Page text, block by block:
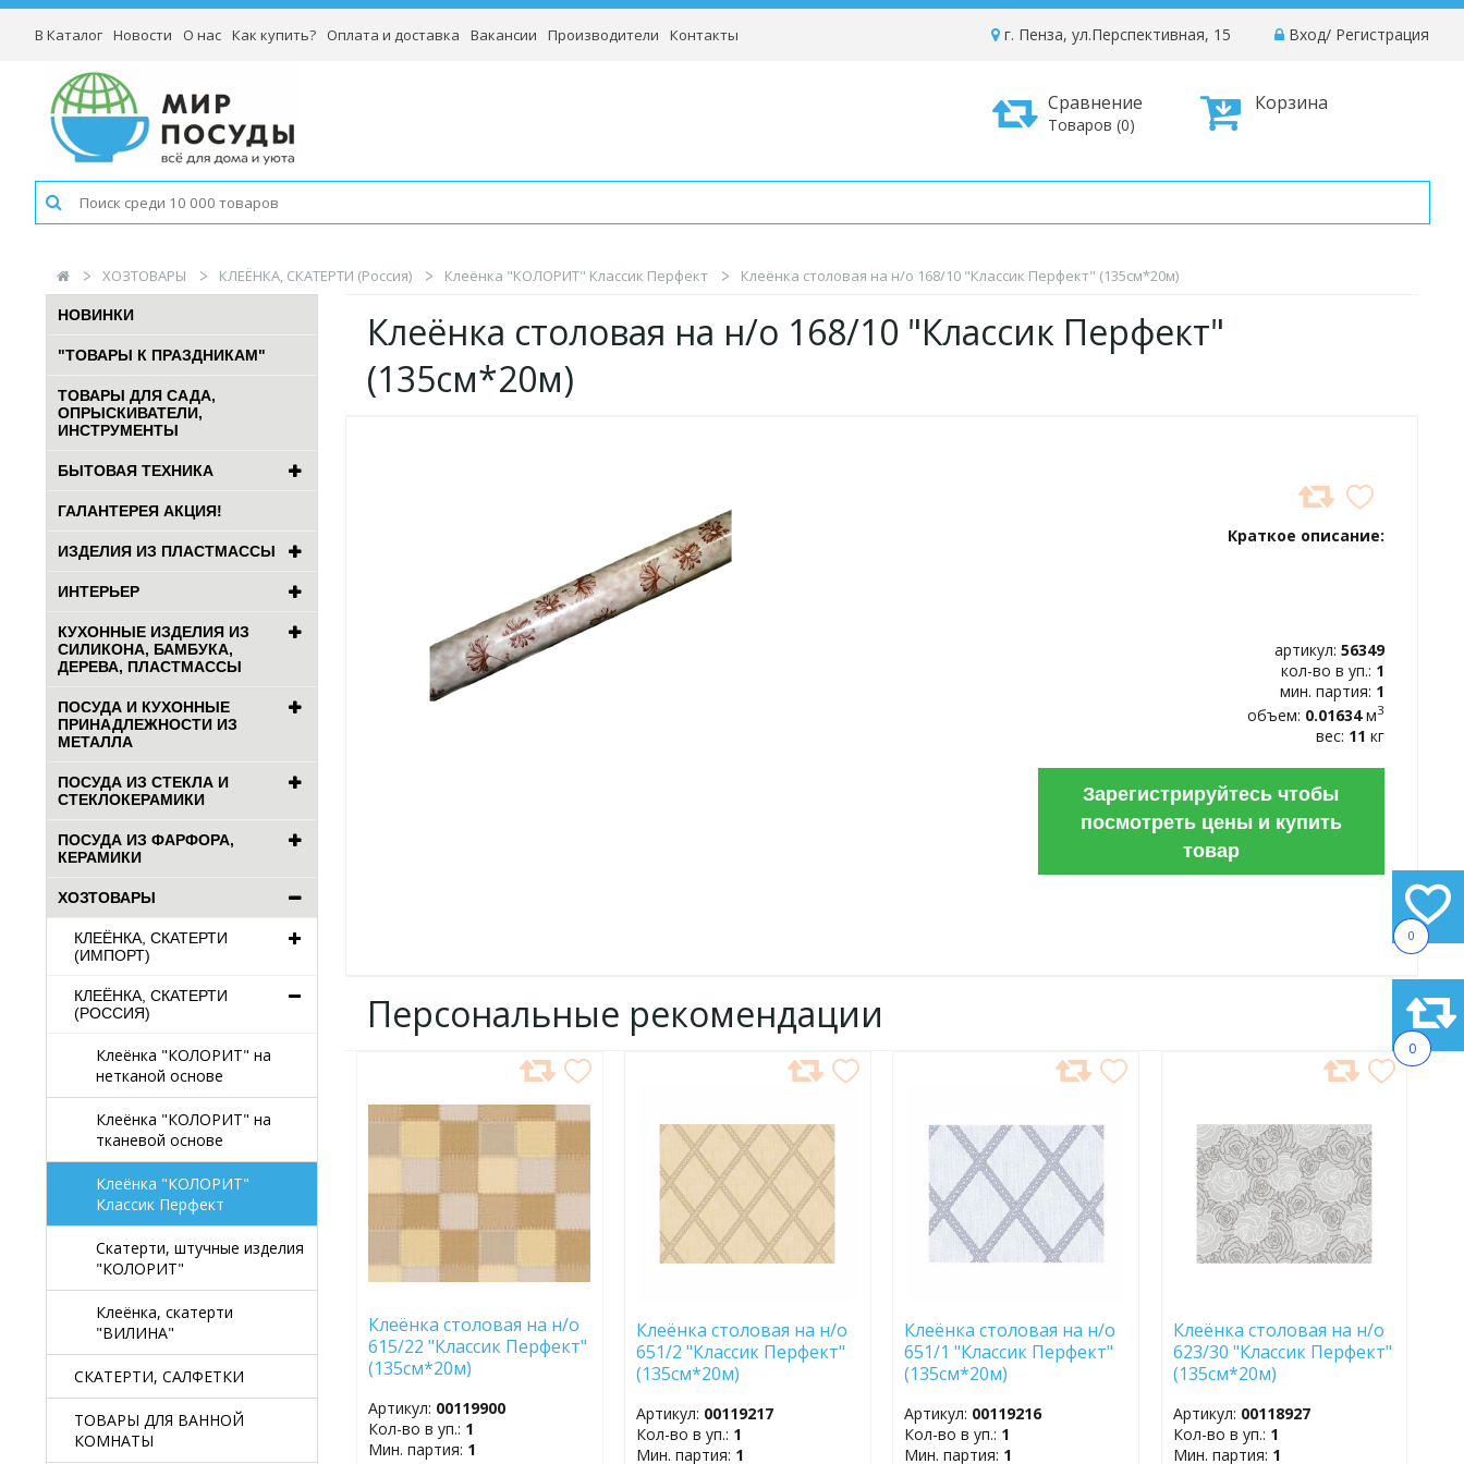
0
0
В Каталог Новости О нас Как купить? Оплата и доставка Вакансии Производители Контакты Вход/ Регистрация
г. Пенза, ул.Перспективная, 15
Корзина
Сравнение
Товаров (0)
ХОЗТОВАРЫ КЛЕЁНКА, СКАТЕРТИ (Россия) Клеёнка "КОЛОРИТ" Классик Перфект Клеёнка столовая на н/о 168/10 "Классик Перфект" (135см*20м)
НОВИНКИ
"ТОВАРЫ К ПРАЗДНИКАМ"
ТОВАРЫ ДЛЯ САДА,
ОПРЫСКИВАТЕЛИ,
ИНСТРУМЕНТЫ
БЫТОВАЯ ТЕХНИКА
ГАЛАНТЕРЕЯ АКЦИЯ!
ИЗДЕЛИЯ ИЗ ПЛАСТМАССЫ
ИНТЕРЬЕР
КУХОННЫЕ ИЗДЕЛИЯ ИЗ
СИЛИКОНА, БАМБУКА,
ДЕРЕВА, ПЛАСТМАССЫ
ПОСУДА И КУХОННЫЕ
ПРИНАДЛЕЖНОСТИ ИЗ
МЕТАЛЛА
ПОСУДА ИЗ СТЕКЛА И
СТЕКЛОКЕРАМИКИ
ПОСУДА ИЗ ФАРФОРА,
КЕРАМИКИ
ХОЗТОВАРЫ
КЛЕЁНКА, СКАТЕРТИ
(ИМПОРТ)
КЛЕЁНКА, СКАТЕРТИ
(РОССИЯ)
Клеёнка "КОЛОРИТ" на
нетканой основе
Клеёнка "КОЛОРИТ" на
тканевой основе
Клеёнка "КОЛОРИТ"
Классик Перфект
Скатерти, штучные изделия
"КОЛОРИТ"
Клеёнка, скатерти
"ВИЛИНА"
СКАТЕРТИ, САЛФЕТКИ
ТОВАРЫ ДЛЯ ВАННОЙ
КОМНАТЫ
Клеёнка столовая на н/о 168/10 "Классик Перфект"
(135см*20м)
Краткое описание:
артикул: 56349
кол-во в уп.: 1
мин. партия: 1
объем: 0.01634м3
вес: 11 кг
Зарегистрируйтесь чтобы
посмотреть цены и купить
товар
Персональные рекомендации
В
ИЗБРАННОЕ
Клеёнка столовая на н/о
615/22 "Классик Перфект"
(135см*20м)
Артикул: 00119900
Кол-во в уп.: 1
Мин. партия: 1
ИЗБРАННОЕ
Клеёнка столовая на н/о
651/2 "Классик Перфект"
(135см*20м)
Артикул: 00119217
Кол-во в уп.: 1
Мин. партия: 1
Клеёнка столовая на н/о
651/1 "Классик Перфект"
(135см*20м)
Артикул: 00119216
Кол-во в уп.: 1
Мин. партия: 1
ИЗБРАННОЕ
Клеёнка столовая на н/о
623/30 "Классик Перфект"
(135см*20м)
Артикул: 00118927
Кол-во в уп.: 1
Мин. партия: 1